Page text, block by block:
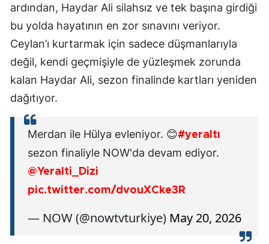
ardından, Haydar Ali silahsız ve tek başına girdiği
bu yolda hayatının en zor sınavını veriyor.
Ceylan’ı kurtarmak için sadece düşmanlarıyla
değil, kendi geçmişiyle de yüzleşmek zorunda
kalan Haydar Ali, sezon finalinde kartları yeniden
dağıtıyor.
Merdan ile Hülya evleniyor. 😊#yeraltı
sezon finaliyle NOW'da devam ediyor.
@Yeralti_Dizi
pic.twitter.com/dvouXCke3R
— NOW (@nowtvturkiye) May 20, 2026